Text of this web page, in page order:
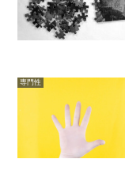
専門性